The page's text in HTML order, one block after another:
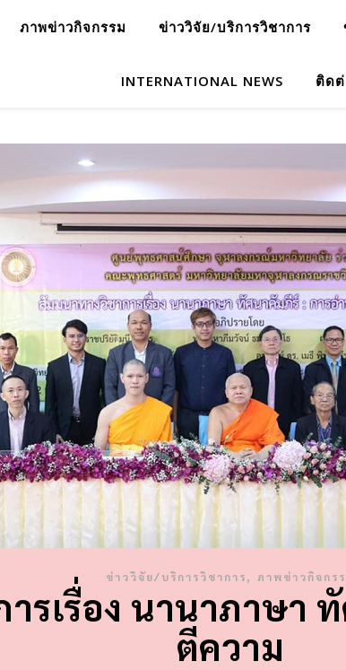
ภาพข่าวกิจกรรม ข่าววิจัย/บริการวิชาการ
INTERNATIONAL NEWS ติด
ข่าววิจัย/บริการวิชาการ, ภาพข่าวกิจกร
รเรื่อง นานาภาษา
ตีความ